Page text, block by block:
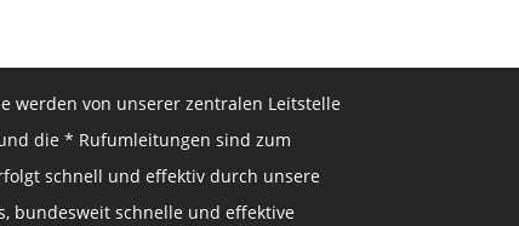
werden von unserer zentralen Leitstelle
die * Rufumleitungen sind zum
schnell und effektiv durch unsere
bundesweit schnelle und effektive